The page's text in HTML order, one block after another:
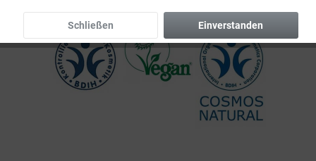
Einverstanden
Schließen